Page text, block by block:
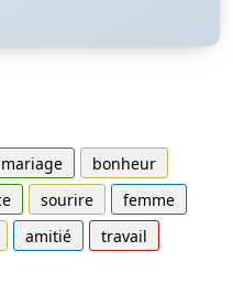
mariage
bonheur
sourire
femme
amitié
travail